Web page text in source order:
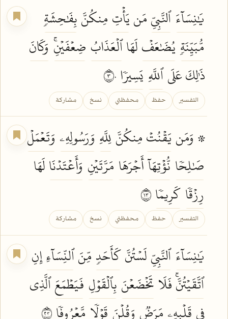
يَٰنِسَآءَٱلنَّبِيِّمَنيَأۡتِ مِنكُنَّبِفَٰحِشَةٖ
مُّبَيِّنَةٖ يُضَٰعَفۡلَهَاٱلۡعَذَابُ ضِعۡفَيۡنِۚ وَكَانَ
ذَٰلِكَ عَلَىٱللَّهِ يَسِيرٗا
التفسير حفظ محفظتي نسخ مشاركة
۞ وَمَن يَقۡنُتۡمِنكُنَّلِلَّهِ وَرَسُولِهِۦ وَتَعۡمَلۡ
صَٰلِحٗا نُّؤۡتِهَآأَجۡرَهَا مَرَّتَيۡنِ وَأَعۡتَدۡنَالَهَا
رِزۡقٗا كَرِيمٗا
التفسير حفظ محفظتي نسخ مشاركة
يَٰنِسَآءَٱلنَّبِيِّلَسۡتُنَّكَأَحَدٖ مِّنَٱلنِّسَآءِإِنِ
ٱتَّقَيۡتُنَّۚفَلَا تَخۡضَعۡنَ بِٱلۡقَوۡلِ فَيَطۡمَعَٱلَّذِي
فِي قَلۡبِهِۦ مَرَضٞ وَقُلۡنَ قَوۡلٗا مَّعۡرُوفٗا